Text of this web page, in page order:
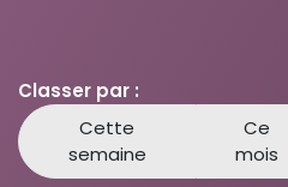
Classer par :
Cette
semaine
Ce
mois